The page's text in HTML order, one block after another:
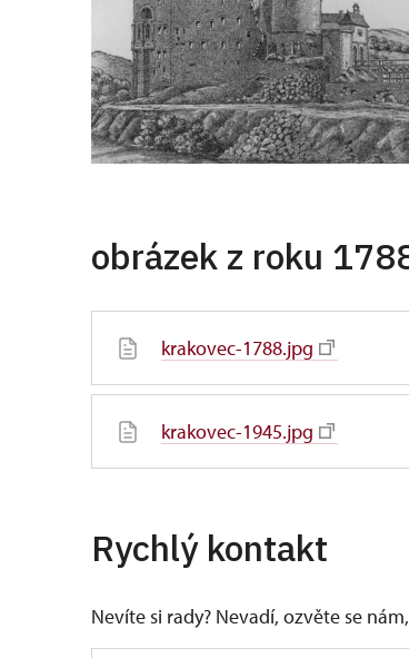
obrázek z roku
krakovec-1788.jpg
krakovec-1945.jpg
Rychlý kontakt
Nevíte si rady? Nevadí, ozvěte se